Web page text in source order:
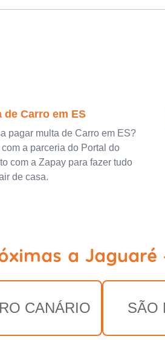
de Carro em ES
pagar multa de Carro em ES?
a parceria do Portal do
com a Zapay para fazer tudo
de casa.
a Jaguaré
CANÁRIO SÃO